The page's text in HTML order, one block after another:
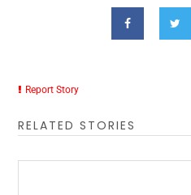
Report Story
RELATED STORIES